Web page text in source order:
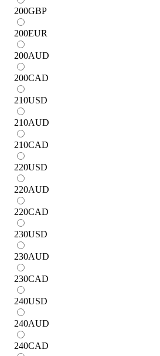
200GBP
200EUR
200AUD
200CAD
210USD
210AUD
210CAD
220USD
220AUD
220CAD
230USD
230AUD
230CAD
240USD
240AUD
240CAD